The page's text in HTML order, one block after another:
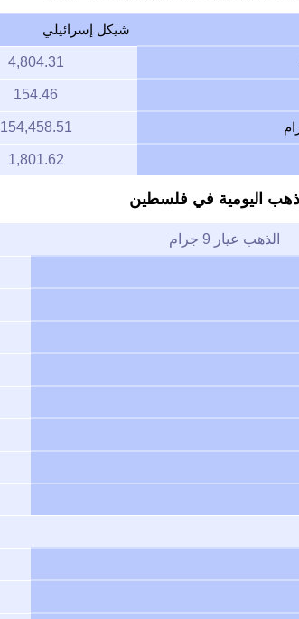
شيكل إسرائيلي
4,804.31
154.46
154,458.51
1,801.62
اليومية في فلسطين
الذهب عيار 9 جرام